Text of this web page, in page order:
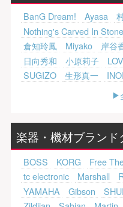
BanG Dream! Ayasa
Nothing's Carved In Stone
倉知玲鳳
Miyako 岸谷
日向秀和
小原莉子
SUGIZO
生形真一
楽器・機材ブランド
BOSS KORG Free
tc electronic
Marshall
YAMAHA
Gibson